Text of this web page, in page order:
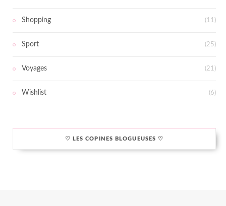
Shopping (11)
Sport (25)
Voyages (21)
Wishlist (6)
♡ LES COPINES BLOGUEUSES ♡